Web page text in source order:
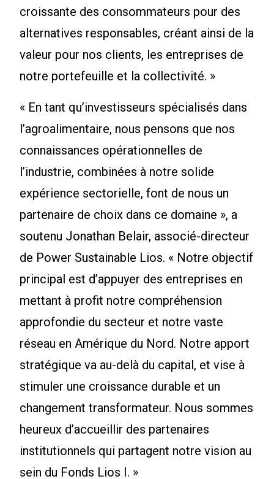
croissante des consommateurs pour des
alternatives responsables, créant ainsi de la
valeur pour nos clients, les entreprises de
notre portefeuille et la collectivité. »
« En tant qu’investisseurs spécialisés dans
l’agroalimentaire, nous pensons que nos
connaissances opérationnelles de
l’industrie, combinées à notre solide
expérience sectorielle, font de nous un
partenaire de choix dans ce domaine », a
soutenu Jonathan Belair, associé-directeur
de Power Sustainable Lios. « Notre objectif
principal est d’appuyer des entreprises en
mettant à profit notre compréhension
approfondie du secteur et notre vaste
réseau en Amérique du Nord. Notre apport
stratégique va au-delà du capital, et vise à
stimuler une croissance durable et un
changement transformateur. Nous sommes
heureux d’accueillir des partenaires
institutionnels qui partagent notre vision au
sein du Fonds Lios I. »